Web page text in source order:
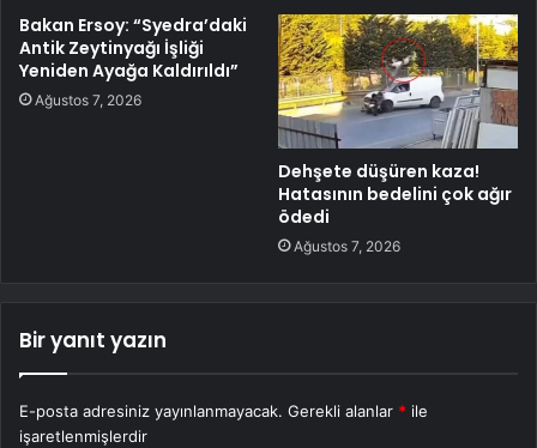
Bakan Ersoy: “Syedra’daki
Antik Zeytinyağı İşliği
Yeniden Ayağa Kaldırıldı”
Ağustos 7, 2026
Dehşete düşüren kaza!
Hatasının bedelini çok ağır
ödedi
Ağustos 7, 2026
Bir yanıt yazın
E-posta adresiniz yayınlanmayacak. Gerekli alanlar * ile
işaretlenmişlerdir